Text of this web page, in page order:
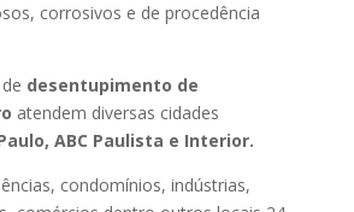
corrosivos e de procedência
desentupimento de
atendem diversas cidades
ABC Paulista e Interior.
condomínios, indústrias,